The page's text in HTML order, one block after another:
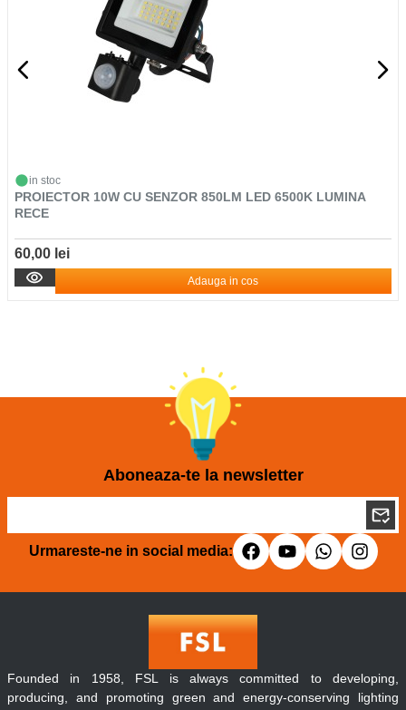
in stoc
PROIECTOR 10W CU SENZOR 850LM LED 6500K LUMINA
RECE
60,00 lei
Adauga in cos
Aboneaza-te la newsletter
Urmareste-ne in social media:
Founded in 1958, FSL is always committed to developing,
producing, and promoting green and energy-conserving lighting